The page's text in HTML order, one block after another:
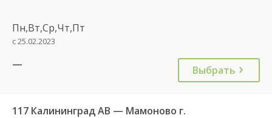
Пн,Вт,Ср,Чт,Пт
с 25.02.2023
— Выбрать
117 Калининград АВ — Мамоново г.